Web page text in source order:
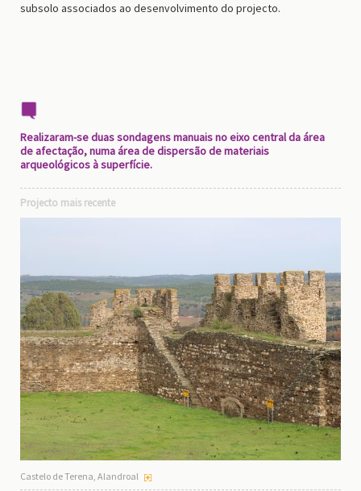
subsolo associados ao desenvolvimento do projecto.
Realizaram-se duas sondagens manuais no eixo central da área
de afectação, numa área de dispersão de materiais
arqueológicos à superfície.
Projecto mais recente
Castelo de Terena, Alandroal